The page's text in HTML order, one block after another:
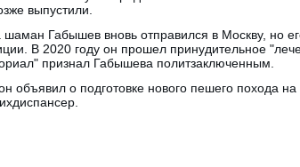
выпустили.
шаман Габышев вновь отправился в Москву, но
В 2020 году он прошел принудительное
признал Габышева политзаключенным.
объявил о подготовке нового пешего похода